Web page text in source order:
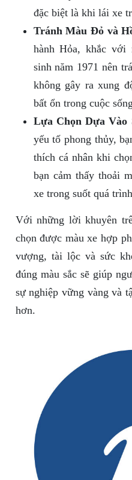
đặc biệt là khi lái xe
Tránh Màu Đỏ và
hành Hỏa, khắc
sinh năm 1971 nên
không gây ra xung
bất ổn trong cuộc
Lựa Chọn Dựa Vào
yếu tố phong thủy,
thích cá nhân khi
bạn cảm thấy thoải
xe trong suốt quá
Với những lời khuyên
chọn được màu xe hợp
vượng, tài lộc và sức
đúng màu sắc sẽ giúp
sự nghiệp vững vàng và
hơn.